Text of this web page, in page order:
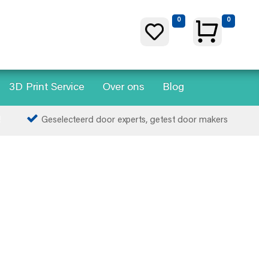
0 0
3D Print Service Over ons Blog
Geselecteerd door experts, getest door makers